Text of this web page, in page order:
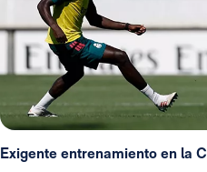
Exigente entrenamiento en la